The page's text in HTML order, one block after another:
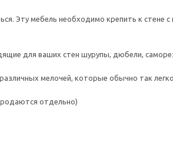
мебель необходимо крепить к стене с
для ваших стен шурупы, дюбели,
мелочей, которые обычно так
отдельно)